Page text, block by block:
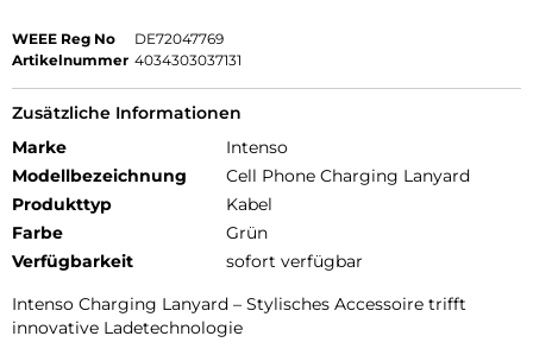
WEEE Reg No
DE72047769
Artikelnummer 4034303037131
Zusätzliche Informationen
Marke
Intenso
Modellbezeichnung
Cell Phone Charging Lanyard
Produkttyp
Kabel
Farbe
Grün
Verfügbarkeit
sofort verfügbar
Intenso Charging Lanyard – Stylisches Accessoire trifft
innovative Ladetechnologie